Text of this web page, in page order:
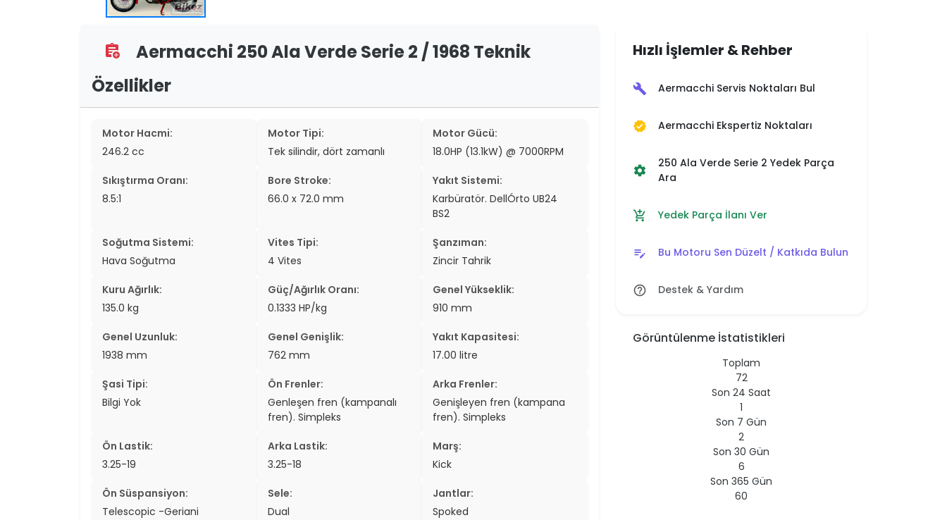
assignment_add
Aermacchi 250 Ala Verde Serie 2 / 1968 Teknik
Özellikler
Motor Hacmi:
246.2 cc
Motor Tipi:
Tek silindir, dört zamanlı
Motor Gücü:
18.0HP (13.1kW) @ 7000RPM
Sıkıştırma Oranı:
8.5:1
Bore Stroke:
66.0 x 72.0 mm
Yakıt Sistemi:
Karbüratör. DellÓrto UB24
BS2
Soğutma Sistemi:
Hava Soğutma
Vites Tipi:
4 Vites
Şanzıman:
Zincir Tahrik
Kuru Ağırlık:
135.0 kg
Güç/Ağırlık Oranı:
0.1333 HP/kg
Genel Yükseklik:
910 mm
Genel Uzunluk:
1938 mm
Genel Genişlik:
762 mm
Yakıt Kapasitesi:
17.00 litre
Şasi Tipi:
Bilgi Yok
Ön Frenler:
Genleşen fren (kampanalı
fren). Simpleks
Arka Frenler:
Genişleyen fren (kampana
fren). Simpleks
Ön Lastik:
3.25-19
Arka Lastik:
3.25-18
Marş:
Kick
Ön Süspansiyon:
Telescopic -Geriani
Sele:
Dual
Jantlar:
Spoked
Hızlı İşlemler & Rehber
build Aermacchi Servis Noktaları Bul
verified Aermacchi Ekspertiz Noktaları
settings
250 Ala Verde Serie 2 Yedek Parça
Ara
add_shopping_cart Yedek Parça İlanı Ver
edit_note Bu Motoru Sen Düzelt / Katkıda Bulun
help_outline Destek & Yardım
Görüntülenme İstatistikleri
Toplam
72
Son 24 Saat
1
Son 7 Gün
2
Son 30 Gün
6
Son 365 Gün
60